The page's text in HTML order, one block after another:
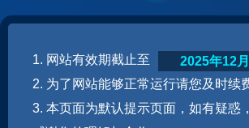
1. 网站有效期截止至
2. 为了网站能够正常运行请您及时续
3. 本页面为默认提示页面，如有疑惑
2025年12